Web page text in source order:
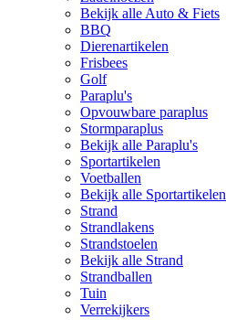
Bekijk alle Auto & Fiets
BBQ
Dierenartikelen
Frisbees
Golf
Paraplu's
Opvouwbare paraplus
Stormparaplus
Bekijk alle Paraplu's
Sportartikelen
Voetballen
Bekijk alle Sportartikelen
Strand
Strandlakens
Strandstoelen
Bekijk alle Strand
Strandballen
Tuin
Verrekijkers